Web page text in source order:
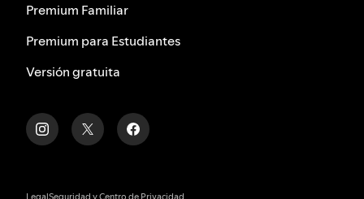
Premium Familiar
Premium para Estudiantes
Versión gratuita